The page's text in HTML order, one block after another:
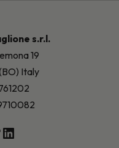
s.r.l.
19
Italy
TikTok